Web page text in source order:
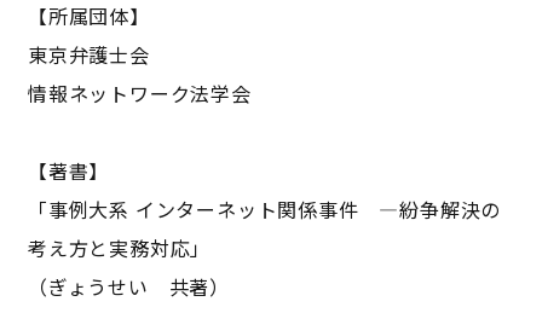
【所属団体】
東京弁護士会
情報ネットワーク法学会
【著書】
「事例大系 インターネット関係事件 ―紛争解決の
考え方と実務対応」
（ぎょうせい 共著）